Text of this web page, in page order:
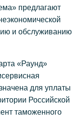
предлагают
и обслуживанию
«Раунд»
для уплаты
Российской
таможенного